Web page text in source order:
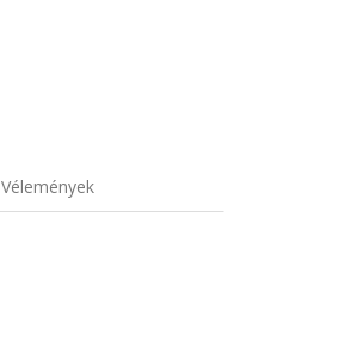
Vélemények